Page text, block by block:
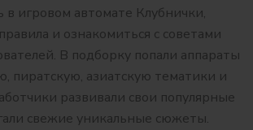
игровом автомате Клубнички,
и ознакомиться с советами
В подборку попали аппараты
пиратскую, азиатскую тематики и
развивали свои популярные
свежие уникальные сюжеты.